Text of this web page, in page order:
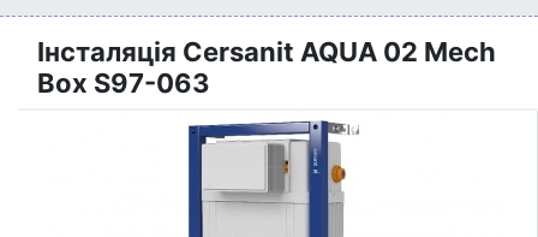
Інсталяція Cersanit AQUA 02 Mech
Box S97-063